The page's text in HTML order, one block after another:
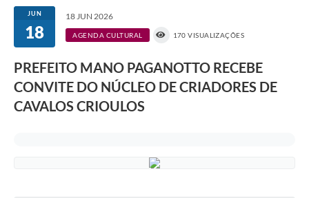
Publicações / Transparência
Secretarias
Expocal, Festa do Cavalo e o Relincho da Canção Nativa
Contato
JUN
18
18 JUN 2026
AGENDA CULTURAL 170 VISUALIZAÇÕES
PREFEITO MANO PAGANOTTO RECEBE
CONVITE DO NÚCLEO DE CRIADORES DE
CAVALOS CRIOULOS